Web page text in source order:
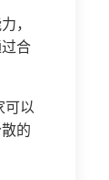
，
合
可以
的